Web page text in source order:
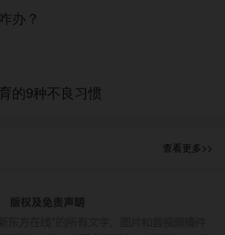
童零食大多热量高而营养素
康不利。
铅是脑细胞的一大“杀手”。
办？
的9种不良习惯
查看更多>>